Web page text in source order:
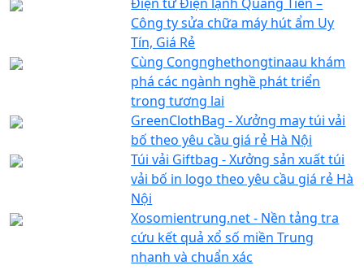
Công ty sửa chữa máy hút ẩm Uy
Tín, Giá Rẻ
Cùng Congnghethongtinaau khám
phá các ngành nghề phát triển
trong tương lai
GreenClothBag - Xưởng may túi vải
bố theo yêu cầu giá rẻ Hà Nội
Túi vải Giftbag - Xưởng sản xuất túi
vải bố in logo theo yêu cầu giá rẻ Hà
Nội
Xosomientrung.net - Nền tảng tra
cứu kết quả xổ số miền Trung
nhanh và chuẩn xác